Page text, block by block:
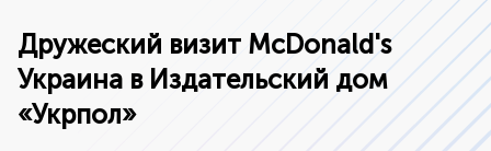
Дружеский визит McDonald's
Украина в Издательский дом
«Укрпол»